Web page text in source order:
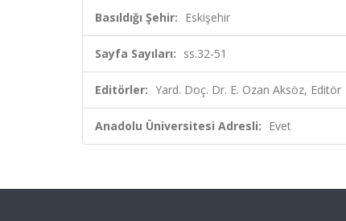
Basıldığı Şehir: Eskişehir
Sayfa Sayıları: ss.32-51
Editörler: Yard. Doç. Dr. E. Ozan Aksöz, Editör
Anadolu Üniversitesi Adresli: Evet